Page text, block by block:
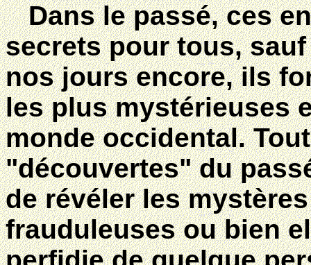
Dans le passé, ces
secrets pour tous,
nos jours encore, ils
les plus mystérieuses
monde occidental.
"découvertes" du
de révéler les
frauduleuses ou bien